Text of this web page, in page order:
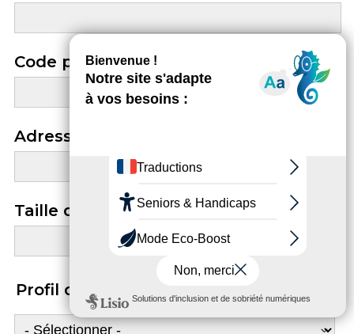
Code postal
Adresse email
Taille du groupe
Profil du groupe